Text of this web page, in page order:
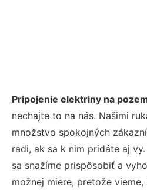
Pripojenie elektriny na
nechajte to na nás. Našimi
množstvo spokojných
radi, ak sa k nim pridáte aj
sa snažíme prispôsobiť a
možnej miere, pretože